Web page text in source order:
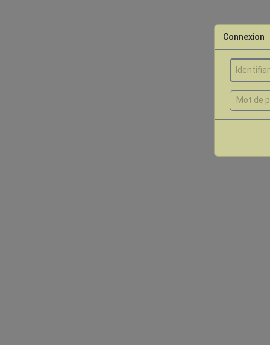
Connexion